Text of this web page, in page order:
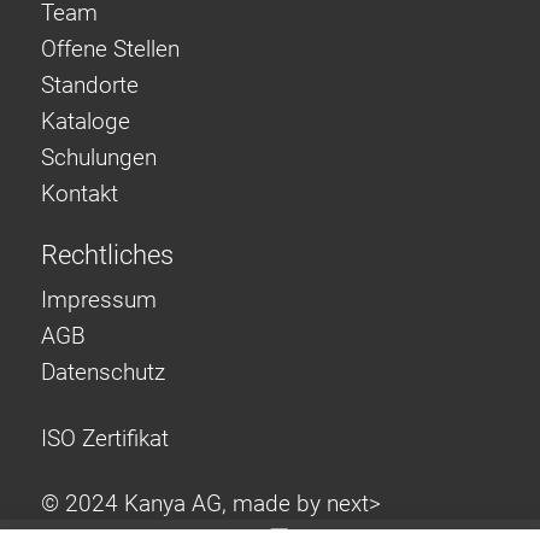
Team
Offene Stellen
Standorte
Kataloge
Schulungen
Kontakt
Rechtliches
Impressum
AGB
Datenschutz
ISO Zertifikat
© 2024 Kanya AG, made by next>